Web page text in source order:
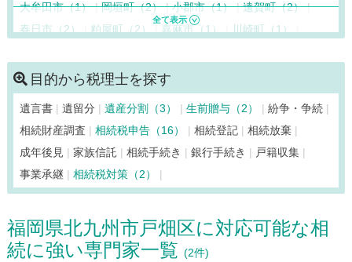
大牟田市（1） 岡垣町（2） 小郡市（1） 遠賀町（2）
春日市（2）
粕屋町（2） 嘉麻市（1）
川崎町（1）
北九州市小倉南区（2） 北九州市戸畑区（2）
北九州市門司区（2） 北九州市八幡西区（2）
北九州市八幡東区（2） 北九州市若松区（2）
鞍手町（2）
久留米市（1）
桂川町（1） 上毛町（2） 古賀市（2）
小竹町（2） 篠栗町（2） 志免町（2） 新宮町（2）
須惠町（2） 添田町（1） 田川市（1）
筑前町（1）
東峰村（1） 那珂川市（1）
中間市（2）
直方市（2）
久山町（2） 広川町（1）
目的から税理士を探す
遺言書 遺留分 遺産分割（3） 生前贈与（2）
紛争・争続
相続財産調査
相続税申告（16） 相続登記
相続放棄
成年後見
家族信託 相続手続き 銀行手続き
戸籍収集
事業承継
相続税対策（2）
福岡県北九州市戸畑区に対応可能な相
続に強い専門家一覧 (2件)